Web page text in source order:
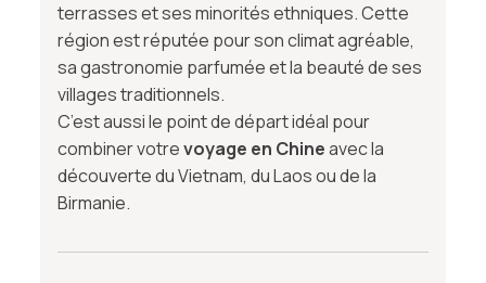
terrasses et ses minorités ethniques. Cette
région est réputée pour son climat agréable,
sa gastronomie parfumée et la beauté de ses
villages traditionnels.
C’est aussi le point de départ idéal pour
combiner votrevoyage en Chineavec la
découverte du Vietnam, du Laos ou de la
Birmanie.